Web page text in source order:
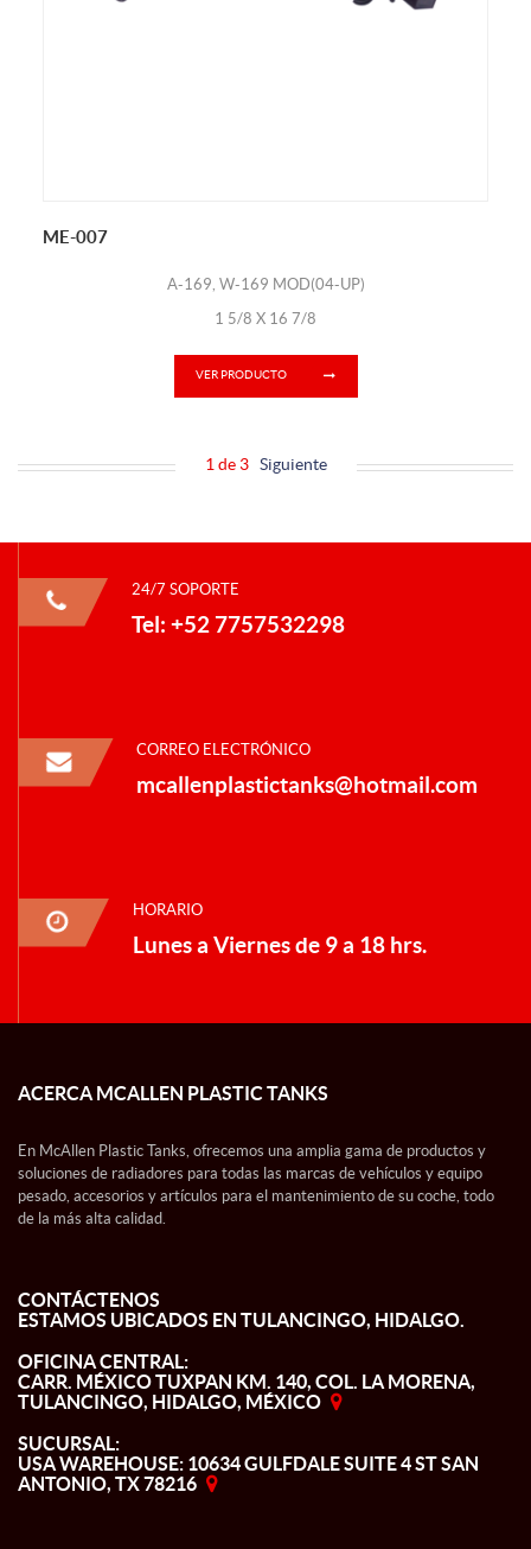
ME-007
A-169, W-169 MOD(04-UP)
1 5/8 X 16 7/8
VER PRODUCTO
1 de 3 Siguiente
24/7 SOPORTE
Tel: +52 7757532298
CORREO ELECTRÓNICO
mcallenplastictanks@hotmail.com
HORARIO
Lunes a Viernes de 9 a 18 hrs.
ACERCA MCALLEN PLASTIC TANKS
En McAllen Plastic Tanks, ofrecemos una amplia gama de productos y
soluciones de radiadores para todas las marcas de vehículos y equipo
pesado, accesorios y artículos para el mantenimiento de su coche, todo
de la más alta calidad.
CONTÁCTENOS
ESTAMOS UBICADOS EN TULANCINGO, HIDALGO.
OFICINA CENTRAL:
CARR. MÉXICO TUXPAN KM. 140, COL. LA MORENA,
TULANCINGO, HIDALGO, MÉXICO
SUCURSAL:
USA WAREHOUSE: 10634 GULFDALE SUITE 4 ST SAN
ANTONIO, TX 78216